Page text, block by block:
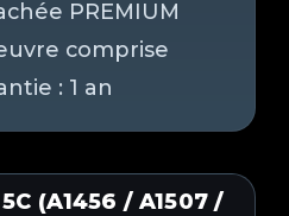
(A1456 / A1507 /